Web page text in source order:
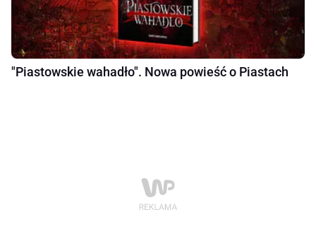
"Piastowskie wahadło". Nowa powieść o Piastach